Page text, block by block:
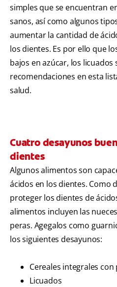
simples que se encuentran
sanos, así como algunos
aumentar la cantidad de
los dientes. Es por ello que
bajos en azúcar, los licuados
recomendaciones en esta
salud.
Cuatro desayunos
dientes
Algunos alimentos son
ácidos en los dientes. Como
proteger los dientes de
alimentos incluyen las
peras. Agegalos como
los siguientes desayunos:
Cereales integrales
Licuados